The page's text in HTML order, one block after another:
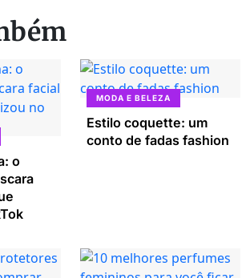
o
MODA E BELEZA
Estilo coquette: um
conto de fadas fashion